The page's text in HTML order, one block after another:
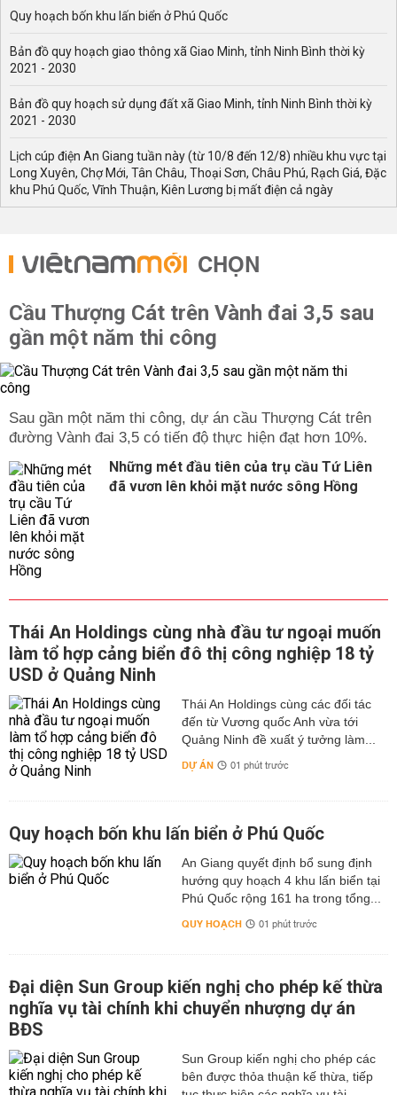
Quy hoạch bốn khu lấn biển ở Phú Quốc
Bản đồ quy hoạch giao thông xã Giao Minh, tỉnh Ninh Bình thời kỳ
2021 - 2030
Bản đồ quy hoạch sử dụng đất xã Giao Minh, tỉnh Ninh Bình thời kỳ
2021 - 2030
Lịch cúp điện An Giang tuần này (từ 10/8 đến 12/8) nhiều khu vực tại
Long Xuyên, Chợ Mới, Tân Châu, Thoại Sơn, Châu Phú, Rạch Giá, Đặc
khu Phú Quốc, Vĩnh Thuận, Kiên Lương bị mất điện cả ngày
CHỌN
Cầu Thượng Cát trên Vành đai 3,5 sau
gần một năm thi công
Sau gần một năm thi công, dự án cầu Thượng Cát trên
đường Vành đai 3,5 có tiến độ thực hiện đạt hơn 10%.
Những mét đầu tiên của trụ cầu Tứ Liên
đã vươn lên khỏi mặt nước sông Hồng
Thái An Holdings cùng nhà đầu tư ngoại muốn
làm tổ hợp cảng biển đô thị công nghiệp 18 tỷ
USD ở Quảng Ninh
Thái An Holdings cùng các đối tác
đến từ Vương quốc Anh vừa tới
Quảng Ninh đề xuất ý tưởng làm...
DỰ ÁN 01 phút trước
Quy hoạch bốn khu lấn biển ở Phú Quốc
An Giang quyết định bổ sung định
hướng quy hoạch 4 khu lấn biển tại
Phú Quốc rộng 161 ha trong tổng...
QUY HOẠCH 01 phút trước
Đại diện Sun Group kiến nghị cho phép kế thừa
nghĩa vụ tài chính khi chuyển nhượng dự án
BĐS
Sun Group kiến nghị cho phép các
bên được thỏa thuận kế thừa, tiếp